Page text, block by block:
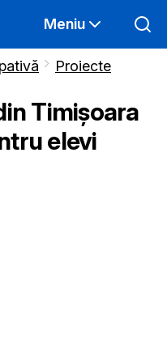
Meniu
Proiecte
Timișoara
elevi